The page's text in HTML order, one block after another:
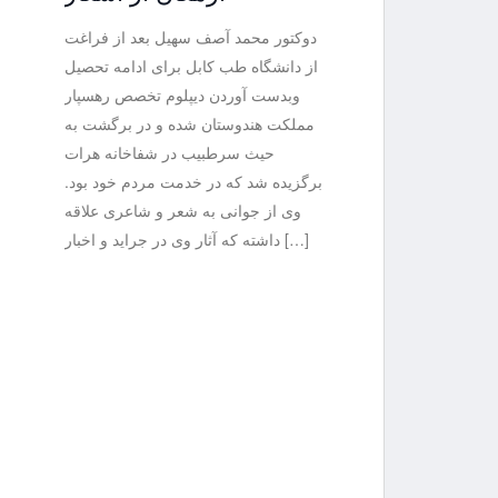
دوکتور محمد آصف سهیل بعد از فراغت
از دانشگاه طب کابل برای ادامه تحصیل
وبدست آوردن دیپلوم تخصص رهسپار
مملکت هندوستان شده و در برگشت به
حیث سرطبیب در شفاخانه هرات
برگزیده شد که در خدمت مردم خود بود.
وی از جوانی به شعر و شاعری علاقه
داشته که آثار وی در جراید و اخبار […]